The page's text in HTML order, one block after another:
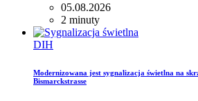
05.08.2026
2 minuty
DIH
Modernizowana jest sygnalizacja świetlna na
Bismarckstrasse